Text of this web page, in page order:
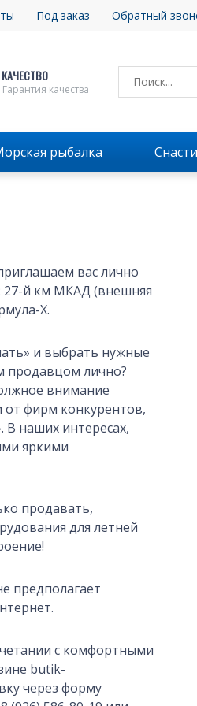
Под заказ Обратный
КАЧЕСТВО
Гарантия качества
рыбалка
вас лично
27-й км МКАД (внешняя
X.
и выбрать нужные
продавцом лично?
внимание
от фирм конкурентов,
наших интересах,
яркими
продавать,
для летней
предполагает
с комфортными
butik-
через форму